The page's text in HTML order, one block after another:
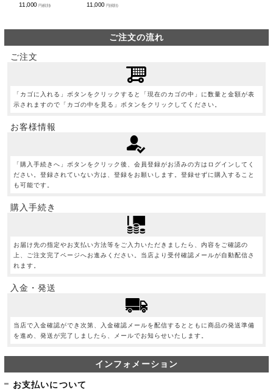
11,000円(税別)
11,000 円(税別)
ご注文の流れ
ご注文
「カゴに入れる」ボタンをクリックすると「現在のカゴの中」に数量と金額が表
示されますので「カゴの中を見る」ボタンをクリックしてください。
お客様情報
「購入手続きへ」ボタンをクリック後、会員登録がお済みの方はログインしてく
ださい。登録されていない方は、登録をお願いします。登録せずに購入すること
も可能です。
購入手続き
お届け先の指定やお支払い方法等をご入力いただきましたら、内容をご確認の
上、ご注文完了ページへお進みください。当店より受付確認メールが自動配信さ
れます。
入金・発送
当店で入金確認ができ次第、入金確認メールを配信するとともに商品の発送準備
を進め、発送が完了しましたら、メールでお知らせいたします。
インフォメーション
お支払いについて